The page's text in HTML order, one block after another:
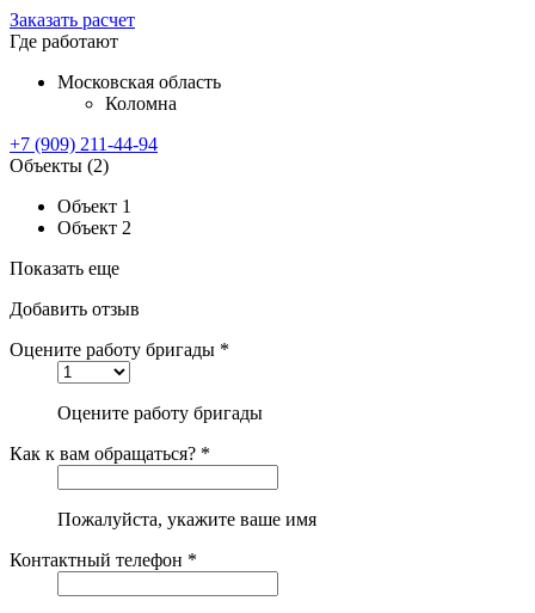
Заказать расчет
Где работают
Московская область
Коломна
+7 (909) 211-44-94
Объекты (2)
Объект 1
Объект 2
Показать еще
Добавить отзыв
Оцените работу бригады *
Оцените работу бригады
Как к вам обращаться? *
Пожалуйста, укажите ваше имя
Контактный телефон *